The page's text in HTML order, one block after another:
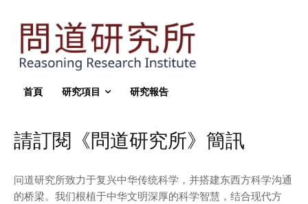
首頁 研究項目 研究報告
請訂閱《問道研究所》簡訊
问道研究所致力于复兴中华传统科学，并搭建东西方科学沟通
的桥梁。我们根植于中华文明深厚的科学智慧，结合现代方